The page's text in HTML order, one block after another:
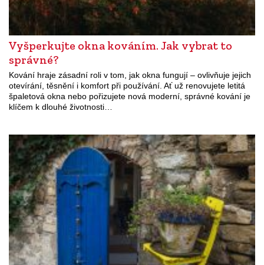
Vyšperkujte okna kováním. Jak vybrat to
správné?
Kování hraje zásadní roli v tom, jak okna fungují – ovlivňuje jejich
otevírání, těsnění i komfort při používání. Ať už renovujete letitá
špaletová okna nebo pořizujete nová moderní, správné kování je
klíčem k dlouhé životnosti…